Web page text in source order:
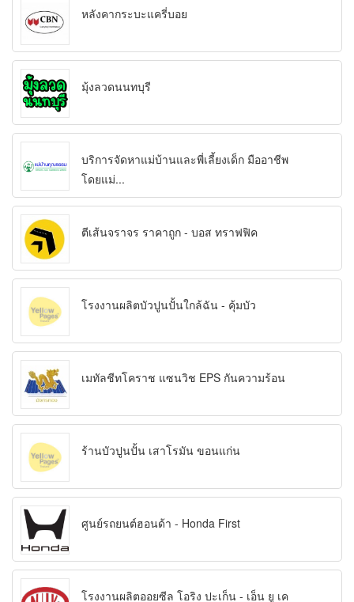
หลังคากระบะแครี่บอย
มุ้งลวดนนทบุรี
บริการจัดหาแม่บ้านและพี่เลี้ยงเด็ก มืออาชีพ
โดยแม่...
ตีเส้นจราจร ราคาถูก - บอส ทราฟฟิค
โรงงานผลิตบัวปูนปั้นใกล้ฉัน - คุ้มบัว
เมทัลชีทโคราช แซนวิช EPS กันความร้อน
ร้านบัวปูนปั้น เสาโรมัน ขอนแก่น
ศูนย์รถยนต์ฮอนด้า - Honda First
โรงงานผลิตออยซีล โอริง ปะเก็น - เอ็น ยู เค